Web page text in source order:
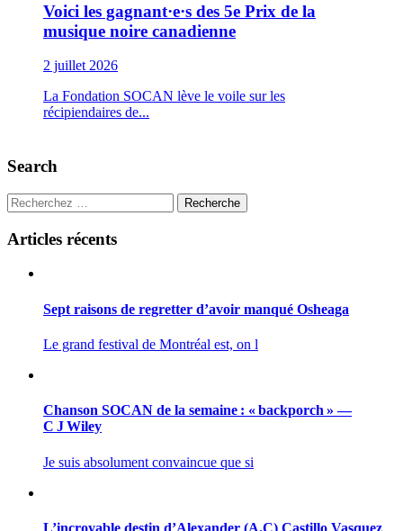
Voici les gagnant·e·s des 5e Prix de la
musique noire canadienne
2 juillet 2026
La Fondation SOCAN lève le voile sur les
récipiendaires de...
Search
Recherche
Articles récents
Sept raisons de regretter d’avoir manqué Osheaga
Le grand festival de Montréal est, on l
Chanson SOCAN de la semaine : « backporch » —
C J Wiley
Je suis absolument convaincue que si
L’incroyable destin d’Alexander (A.C) Castillo Vasquez